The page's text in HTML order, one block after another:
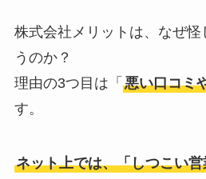
株式会社メリットは、なぜ怪
うのか？
理由の3つ目は「 悪い口コミ
す。
ネット上では、「しつこい